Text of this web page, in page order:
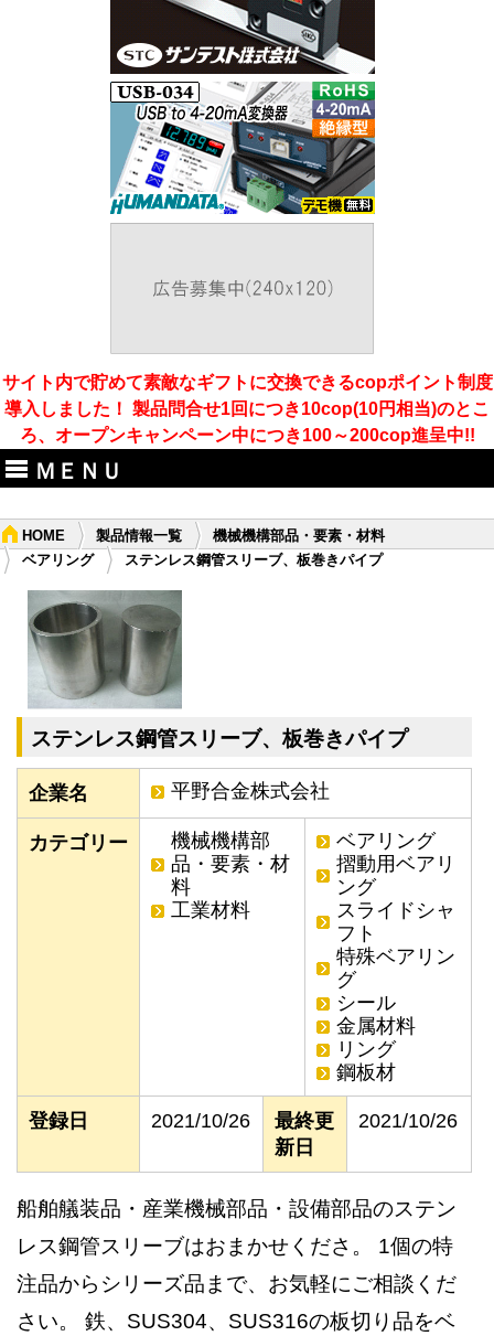
サイト内で貯めて素敵なギフトに交換できるcopポイント制度
導入しました！ 製品問合せ1回につき10cop(10円相当)のとこ
ろ、オープンキャンペーン中につき100～200cop進呈中!!
ＭＥＮＵ
HOME 製品情報一覧
機械機構部品・要素・材料
ベアリング
ステンレス鋼管スリーブ、板巻きパイプ
ステンレス鋼管スリーブ、板巻きパイプ
企業名 平野合金株式会社
カテゴリー
機械機構部
品・要素・材
料
工業材料
ベアリング
摺動用ベアリ
ング
スライドシャ
フト
特殊ベアリン
グ
シール
金属材料
リング
鋼板材
登録日 2021/10/26
最終更
新日
2021/10/26
船舶艤装品・産業機械部品・設備部品のステン
レス鋼管スリーブはおまかせくださ。 1個の特
注品からシリーズ品まで、お気軽にご相談くだ
さい。 鉄、SUS304、SUS316の板切り品をベ